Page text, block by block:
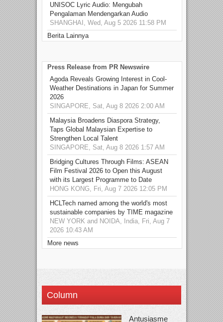
UNISOC Lyric Audio: Mengubah
Pengalaman Mendengarkan Audio
SHANGHAI, Wed, Aug 5 2026 11:58 PM
Berita Lainnya
Press Release from PR Newswire
Agoda Reveals Growing Interest in Cool-
Weather Destinations in Japan for Summer
2026
SINGAPORE, Sat, Aug 8 2026 2:00 AM
Malaysia Broadens Diaspora Strategy,
Taps Global Malaysian Expertise to
Strengthen Local Talent
SINGAPORE, Sat, Aug 8 2026 1:57 AM
Bridging Cultures Through Films: ASEAN
Film Festival 2026 to Open this August
with its Largest Programme to Date
HONG KONG, Fri, Aug 7 2026 12:05 PM
HCLTech named among the world's most
sustainable companies by TIME magazine
NEW YORK and NOIDA, India, Fri, Aug 7
2026 10:43 AM
More news
Column
Antusiasme